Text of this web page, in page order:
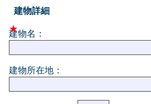
建物詳細
建物名：
建物所在地：